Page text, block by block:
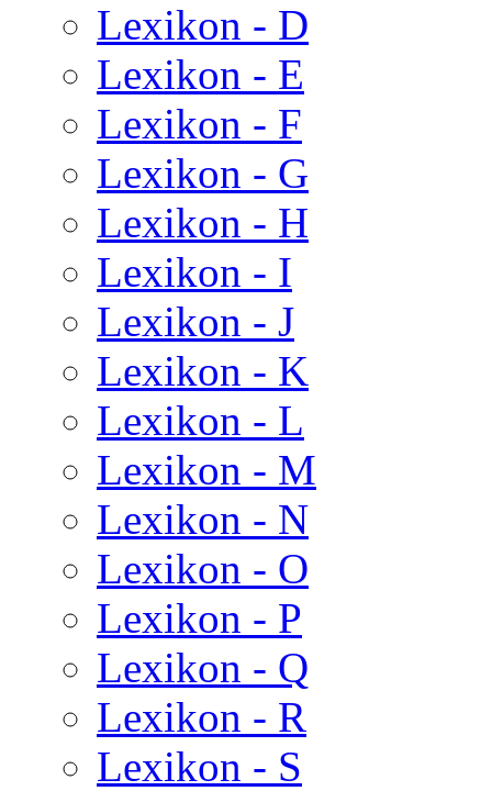
Lexikon - D
Lexikon - E
Lexikon - F
Lexikon - G
Lexikon - H
Lexikon - I
Lexikon - J
Lexikon - K
Lexikon - L
Lexikon - M
Lexikon - N
Lexikon - O
Lexikon - P
Lexikon - Q
Lexikon - R
Lexikon - S